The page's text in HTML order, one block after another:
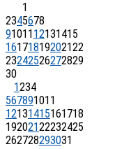
1
2345678
91011 12131415
16171819202122
23242526272829
30
1234
567891011
12131415161718
19202122232425
262728293031